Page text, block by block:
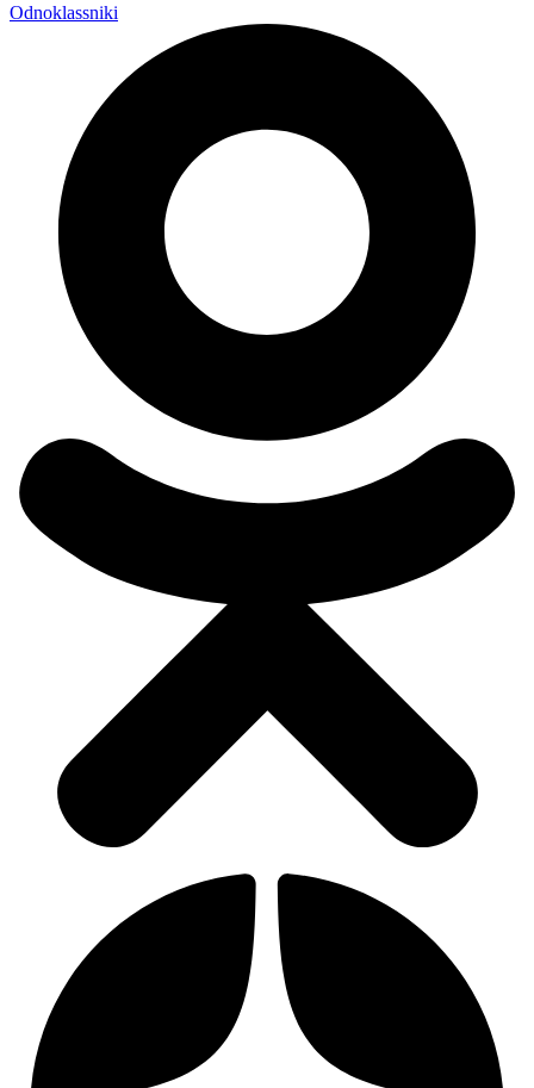
Odnoklassniki